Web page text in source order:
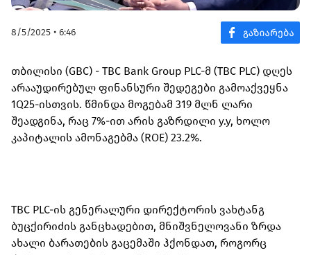
8/5/2025 • 6:46
თბილისი (GBC) - TBC Bank Group PLC-მ (TBC PLC) დღეს
არააუდირებულ ფინანსური შედეგები გამოაქვეყნა
1Q25-ისთვის. წმინდა მოგებამ 319 მლნ ლარი
შეადგინა, რაც 7%-ით არის გაზრდილი y.y, ხოლო
კაპიტალის ამონაგებმა (ROE) 23.2%.
TBC PLC-ის გენერალური დირექტორის ვახტანგ
ბუცქირიძის განცხადებით, მნიშვნელოვანი ზრდა
ახალი ბარათების გაცემაში ჰქონდათ, როგორც